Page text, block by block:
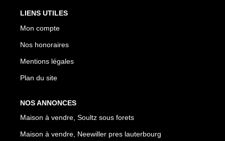
LIENS UTILES
Mon compte
Nos honoraires
Mentions légales
Plan du site
NOS ANNONCES
Maison à vendre, Soultz sous forets
Maison à vendre, Neewiller pres lauterbourg